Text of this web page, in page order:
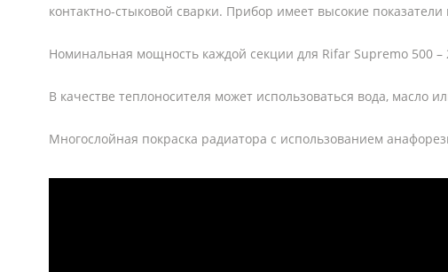
контактно-стыковой сварки. Прибор имеет высокие
Номинальная мощность каждой секции для Rifar Supremo 500 –
В качестве теплоносителя может использоваться вода, масло
Многослойная покраска радиатора с использованием